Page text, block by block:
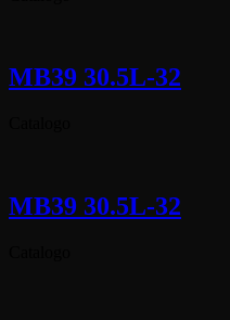
MB39 30.5L-32
MB39 30.5L-32